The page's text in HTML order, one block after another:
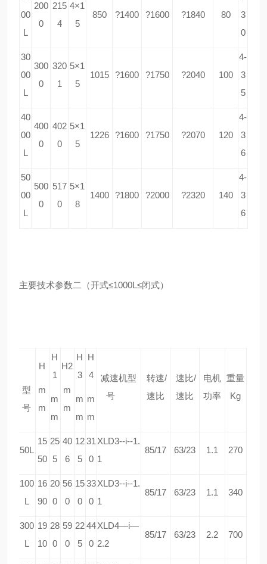
00
L
200
0
215
4
4×1
5
850 ?1400 ?1600 ?1840 80
3
0
30
00
L
300
0
320
1
5×1
5
1015 ?1600 ?1750 ?2040 100
4-
3
5
40
00
L
400
0
402
0
5×1
5
1226 ?1600 ?1750 ?2070 120
4-
3
6
50
00
L
500
0
517
0
5×1
8
1400 ?1800 ?2000 ?2320 140
4-
3
6
主要技术参数二（开式≤1000L ≤闭式）
型
号
H
m
m
H
1
m
m
H2
m
m
H
3
m
m
H
4
m
m
减速机型
号
转速/
速比
速比/
速比
电机
功率
重量
Kg
50L
15
50
25
5
40
6
12
5
31
0
XLD3--i--1.
1
85/17 63/23 1.1 270
100
L
16
90
20
0
56
0
15
0
33
0
XLD3--i--1.
1
85/17 63/23 1.1 340
300
L
19
10
28
0
59
0
22
5
44
0
XLD4—i—
2.2
85/17 63/23 2.2 700